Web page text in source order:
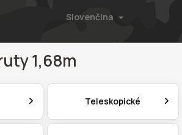
Slovenčina
1,68m
Teleskopické